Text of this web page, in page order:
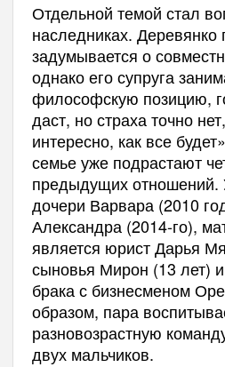
Отдельной темой стал
наследниках. Деревянко
задумывается о
однако его супруга
философскую позицию,
даст, но страха точно
интересно, как все
семье уже подрастают
предыдущих отношений.
дочери Варвара (2010
Александра (2014-го),
является юрист Дарья
сыновья Мирон (13 лет)
брака с бизнесменом
образом, пара
разновозрастную
двух мальчиков.